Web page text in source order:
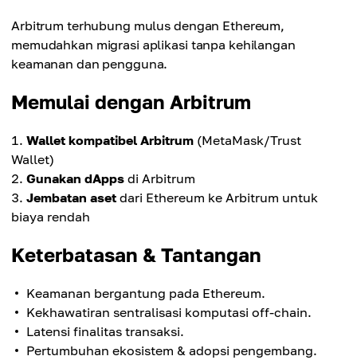
Arbitrum terhubung mulus dengan Ethereum,
memudahkan migrasi aplikasi tanpa kehilangan
keamanan dan pengguna.
Memulai dengan Arbitrum
Wallet kompatibel Arbitrum (MetaMask/Trust
Wallet)
Gunakan dApps di Arbitrum
Jembatan aset dari Ethereum ke Arbitrum untuk
biaya rendah
Keterbatasan & Tantangan
Keamanan bergantung pada Ethereum.
Kekhawatiran sentralisasi komputasi off-chain.
Latensi finalitas transaksi.
Pertumbuhan ekosistem & adopsi pengembang.